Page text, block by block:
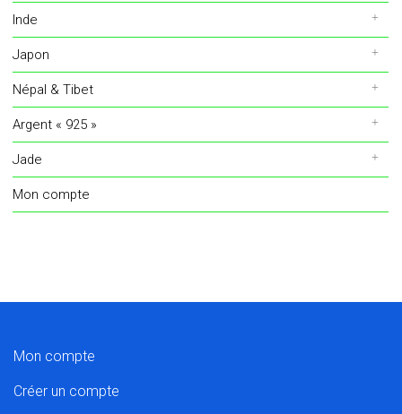
Inde
Japon
Népal & Tibet
Argent « 925 »
Jade
Mon compte
Mon compte
Créer un compte